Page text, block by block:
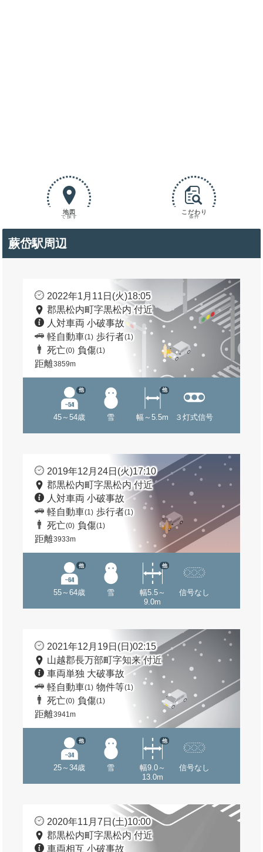
地図
で探す
こだわり
条件
蕨岱駅周辺
2022年1月11日(火)18:05
郡黒松内町字黒松内 付近
人対車両 小破事故
軽自動車(1) 歩行者(1)
死亡(0) 負傷(1)
距離3859m
45～54歳
他
雪 幅～5.5m
他
３灯式信号
2019年12月24日(火)17:10
郡黒松内町字黒松内 付近
人対車両 小破事故
軽自動車(1) 歩行者(1)
死亡(0) 負傷(1)
距離3933m
55～64歳
他
雪
幅5.5～
9.0m
他
信号なし
2021年12月19日(日)02:15
山越郡長万部町字知来 付近
車両単独 大破事故
軽自動車(1) 物件等(1)
死亡(0) 負傷(1)
距離3941m
25～34歳
他
雪
幅9.0～
13.0m
他
信号なし
2020年11月7日(土)10:00
郡黒松内町字黒松内 付近
車両相互 小破事故